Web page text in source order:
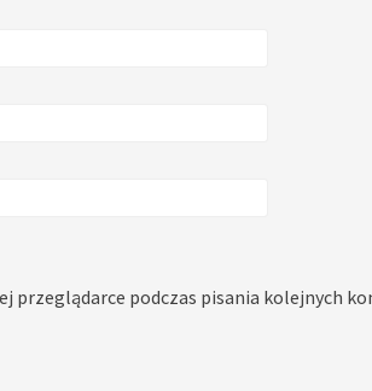
przeglądarce podczas pisania kolejnych